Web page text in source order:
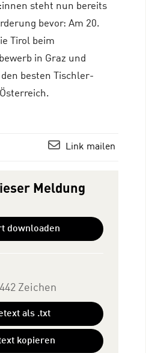
steht nun bereits
bevor: Am 20.
Tirol beim
in Graz und
besten Tischler-
Link mailen
Meldung
downloaden
Zeichen
als .txt
kopieren